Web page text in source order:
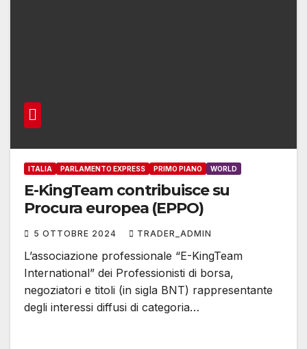
ITALIA PARLAMENTO EXPRESS PRIMO PIANO WORLD
E-KingTeam contribuisce su
Procura europea (EPPO)
5 OTTOBRE 2024 TRADER_ADMIN
L’associazione professionale “E-KingTeam
International” dei Professionisti di borsa,
negoziatori e titoli (in sigla BNT) rappresentante
degli interessi diffusi di categoria…